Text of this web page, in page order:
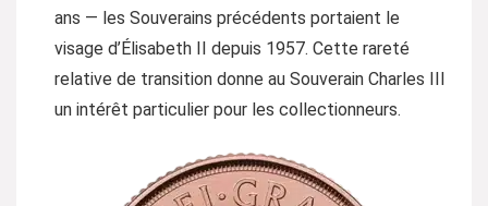
ans — les Souverains précédents portaient le
visage d’Élisabeth II depuis 1957. Cette rareté
relative de transition donne au Souverain Charles III
un intérêt particulier pour les collectionneurs.